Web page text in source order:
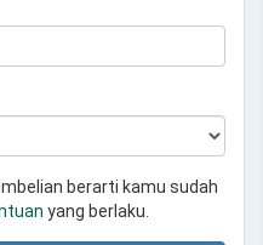
berarti kamu sudah
yang berlaku.